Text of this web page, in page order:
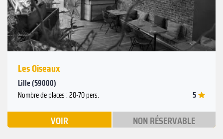
Les Oiseaux
Lille (59000)
Nombre de places : 20-70 pers. 5
VOIR NON RÉSERVABLE